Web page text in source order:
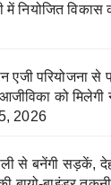
में नियोजित विकास
एजी परियोजना से
को मिलेगी
2026
से बनेंगी सड़कें,